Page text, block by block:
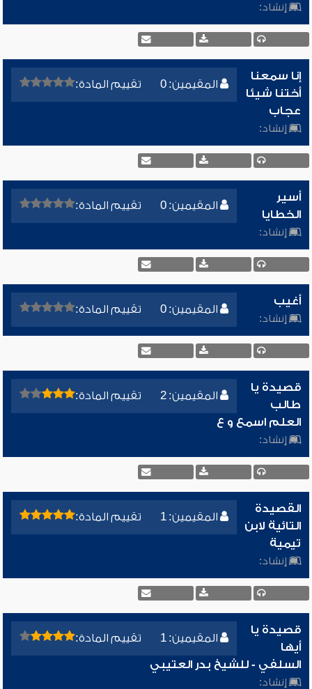
إنشاد:
المقيمين: 0 تقييم المادة:
إنا سمعنا
أختنا شيئا
عجاب
إنشاد:
المقيمين: 0 تقييم المادة:
أسير
الخطايا
إنشاد:
المقيمين: 0 تقييم المادة:
أغيب
إنشاد:
المقيمين: 2 تقييم المادة:
قصيدة يا
طالب
العلم اسمع و ع
إنشاد:
المقيمين: 1 تقييم المادة:
القصيدة
التائية لابن
تيمية
إنشاد:
المقيمين: 1 تقييم المادة:
قصيدة يا
أيها
السلفي - للشيخ بدر العتيبي
إنشاد: